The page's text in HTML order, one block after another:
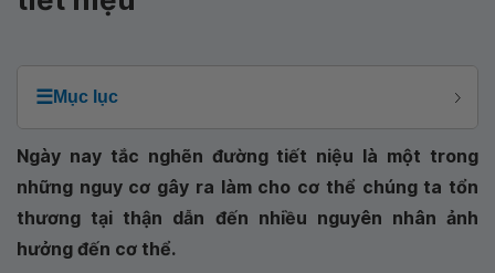
☰Mục lục
Ngày nay tắc nghẽn đường tiết niệu là một trong
những nguy cơ gây ra làm cho cơ thể chúng ta tổn
thương tại thận dẫn đến nhiều nguyên nhân ảnh
hưởng đến cơ thể.